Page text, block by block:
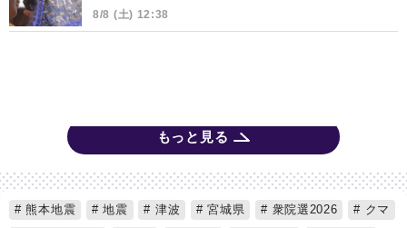
8/8 (土) 12:38
もっと見る
熊本地震 地震 津波 宮城県 衆院選2026
クマ